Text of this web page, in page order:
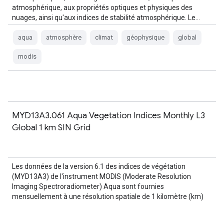
atmosphérique, aux propriétés optiques et physiques des
nuages, ainsi qu'aux indices de stabilité atmosphérique. Le…
aqua atmosphère climat géophysique global
modis
MYD13A3.061 Aqua Vegetation Indices Monthly L3
Global 1 km SIN Grid
Les données de la version 6.1 des indices de végétation
(MYD13A3) de l'instrument MODIS (Moderate Resolution
Imaging Spectroradiometer) Aqua sont fournies
mensuellement à une résolution spatiale de 1 kilomètre (km)